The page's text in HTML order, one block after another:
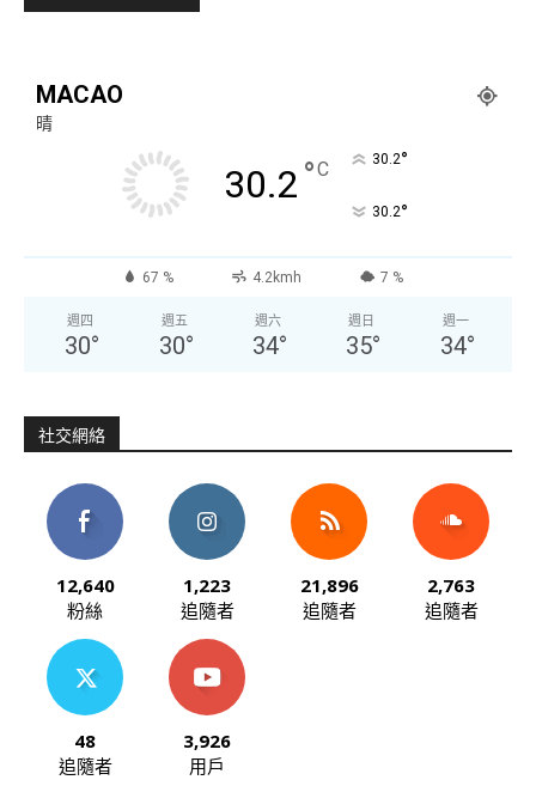
MACAO
晴
30.2 °C 30.2°
30.2°
67 % 4.2kmh 7 %
週四
30°
週五
30°
週六
34°
週日
35°
週一
34°
社交網絡
12,640
粉絲
1,223
追隨者
21,896
追隨者
2,763
追隨者
48
追隨者
3,926
用戶